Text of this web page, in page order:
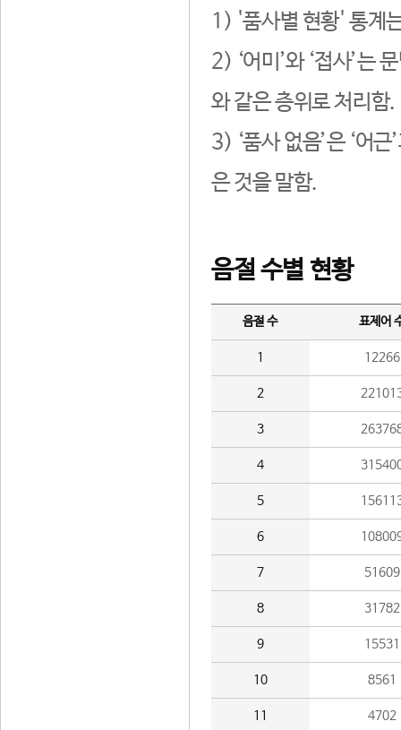
1) '품사별 현황' 통계
2) ‘어미’와 ‘접사’는
와 같은 층위로 처리함.
3) ‘품사 없음’은 ‘어
은 것을 말함.
음절 수별 현황
음절 수 표제어
1 12266
2
3
4
5
6
7 51609
8 31782
9 15531
10 8561
11 4702